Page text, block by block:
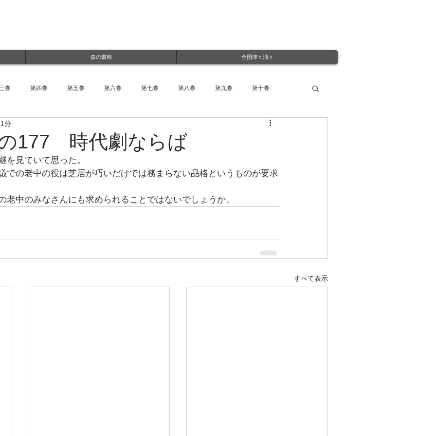
森の書簡 全国津々浦々
巻 第四巻 第五巻 第六巻 第七巻 第八巻 第九巻 第十巻
177 時代劇ならば
分
を見ていて思った。
での老中の役は芝居が巧いだけでは務まらない品格というものが要求
老中のみなさんにも求められることではないでしょうか。
すべて表示